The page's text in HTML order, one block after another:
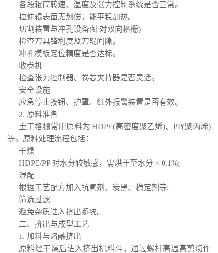
各段辊筒转速、温度及张力控制系统是否正常。
拉伸辊表面无划伤，能平稳加热。
切割装置与冲孔设备(针对双向格栅)
检查刀具锋利度及刀辊间隙。
冲孔模板定位精度是否达标。
收卷机
检查张力控制器、卷芯夹持器是否灵活。
安全设施
应急停止按钮、护罩、红外报警装置是否有效。
2. 原料准备
土工格栅常用原料为 HDPE(高密度聚乙烯)、PP(聚丙烯)
等。原料处理流程包括：
干燥
HDPE/PP 对水分较敏感，需烘干至水分 < 0.1%;
混配
根据工艺配方加入抗氧剂、炭黑、稳定剂等;
筛选过滤
避免杂质进入挤出系统。
二、挤出与成型工艺
1. 加料与熔融挤出
原料经干燥后进入挤出机料斗，通过螺杆高温高剪切作